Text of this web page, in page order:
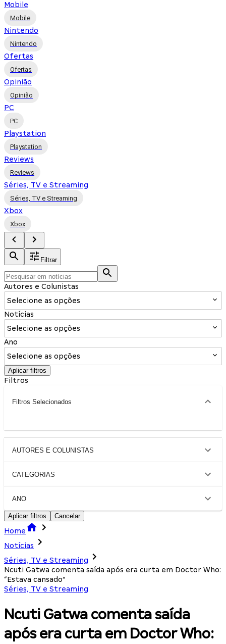
Mobile
Mobile
Nintendo
Nintendo
Ofertas
Ofertas
Opinião
Opinião
PC
PC
Playstation
Playstation
Reviews
Reviews
Séries, TV e Streaming
Séries, TV e Streaming
Xbox
Xbox
Filtrar
Autores e Colunistas
Selecione as opções
Notícias
Selecione as opções
Ano
Selecione as opções
Aplicar filtros
Filtros
Filtros Selecionados
AUTORES E COLUNISTAS
CATEGORIAS
ANO
Aplicar filtros Cancelar
Home
Notícias
Séries, TV e Streaming
Ncuti Gatwa comenta saída após era curta em Doctor Who:
“Estava cansado”
Séries, TV e Streaming
Ncuti Gatwa comenta saída
após era curta em Doctor Who: